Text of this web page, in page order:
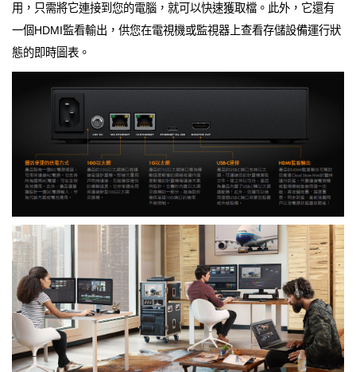
用，只需將它連接到您的電腦，就可以快速獲取檔。此外，它還有
一個HDMI監看輸出，供您在電視機或監視器上查看存儲設備運行狀
態的即時圖表。